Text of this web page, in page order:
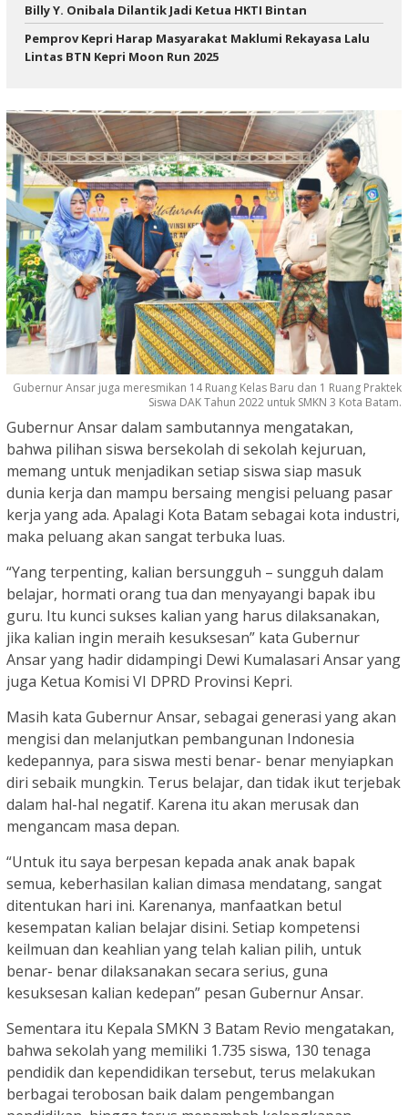
Billy Y. Onibala Dilantik Jadi Ketua HKTI Bintan
Pemprov Kepri Harap Masyarakat Maklumi Rekayasa Lalu
Lintas BTN Kepri Moon Run 2025
Gubernur Ansar juga meresmikan 14 Ruang Kelas Baru dan 1 Ruang Praktek
Siswa DAK Tahun 2022 untuk SMKN 3 Kota Batam.
Gubernur Ansar dalam sambutannya mengatakan,
bahwa pilihan siswa bersekolah di sekolah kejuruan,
memang untuk menjadikan setiap siswa siap masuk
dunia kerja dan mampu bersaing mengisi peluang pasar
kerja yang ada. Apalagi Kota Batam sebagai kota industri,
maka peluang akan sangat terbuka luas.
“Yang terpenting, kalian bersungguh – sungguh dalam
belajar, hormati orang tua dan menyayangi bapak ibu
guru. Itu kunci sukses kalian yang harus dilaksanakan,
jika kalian ingin meraih kesuksesan” kata Gubernur
Ansar yang hadir didampingi Dewi Kumalasari Ansar yang
juga Ketua Komisi VI DPRD Provinsi Kepri.
Masih kata Gubernur Ansar, sebagai generasi yang akan
mengisi dan melanjutkan pembangunan Indonesia
kedepannya, para siswa mesti benar- benar menyiapkan
diri sebaik mungkin. Terus belajar, dan tidak ikut terjebak
dalam hal-hal negatif. Karena itu akan merusak dan
mengancam masa depan.
“Untuk itu saya berpesan kepada anak anak bapak
semua, keberhasilan kalian dimasa mendatang, sangat
ditentukan hari ini. Karenanya, manfaatkan betul
kesempatan kalian belajar disini. Setiap kompetensi
keilmuan dan keahlian yang telah kalian pilih, untuk
benar- benar dilaksanakan secara serius, guna
kesuksesan kalian kedepan” pesan Gubernur Ansar.
Sementara itu Kepala SMKN 3 Batam Revio mengatakan,
bahwa sekolah yang memiliki 1.735 siswa, 130 tenaga
pendidik dan kependidikan tersebut, terus melakukan
berbagai terobosan baik dalam pengembangan